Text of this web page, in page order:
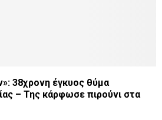
38χρονη έγκυος θύμα
– Της κάρφωσε πιρούνι στα